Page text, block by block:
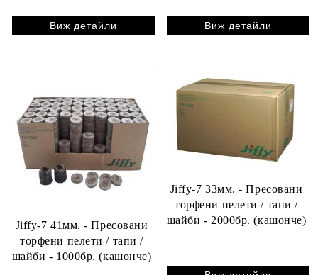
Виж детайли Виж детайли
Jiffy-7 41мм. - Пресовани
торфени пелети / тапи /
шайби - 1000бр. (кашонче)
Jiffy-7 33мм. - Пресовани
торфени пелети / тапи /
шайби - 2000бр. (кашонче)